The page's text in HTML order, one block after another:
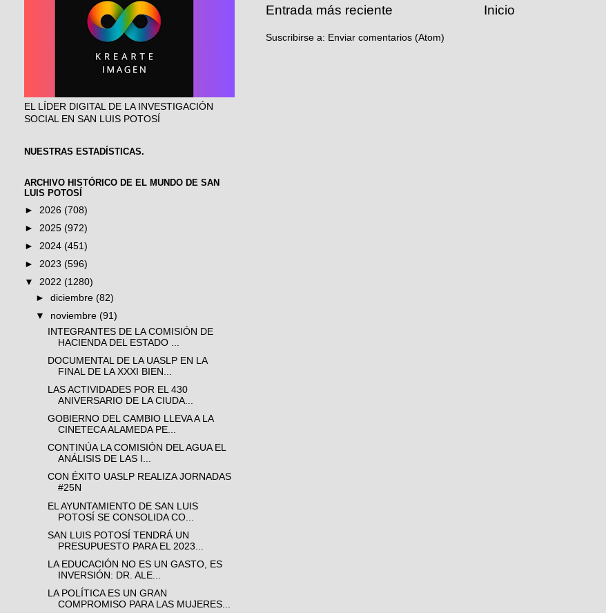
Entrada más reciente Inicio
Suscribirse a: Enviar comentarios (Atom)
EL LÍDER DIGITAL DE LA INVESTIGACIÓN
SOCIAL EN SAN LUIS POTOSÍ
NUESTRAS ESTADÍSTICAS.
ARCHIVO HISTÓRICO DE EL MUNDO DE SAN
LUIS POTOSÍ
► 2026 (708)
► 2025 (972)
► 2024 (451)
► 2023 (596)
▼ 2022 (1280)
►diciembre(82)
▼ noviembre(91)
INTEGRANTES DE LA COMISIÓN DE
HACIENDA DEL ESTADO ...
DOCUMENTAL DE LA UASLP EN LA
FINAL DE LA XXXI BIEN...
LAS ACTIVIDADES POR EL 430
ANIVERSARIO DE LA CIUDA...
GOBIERNO DEL CAMBIO LLEVA A LA
CINETECA ALAMEDA PE...
CONTINÚA LA COMISIÓN DEL AGUA EL
ANÁLISIS DE LAS I...
CON ÉXITO UASLP REALIZA JORNADAS
#25N
EL AYUNTAMIENTO DE SAN LUIS
POTOSÍ SE CONSOLIDA CO...
SAN LUIS POTOSÍ TENDRÁ UN
PRESUPUESTO PARA EL 2023...
LA EDUCACIÓN NO ES UN GASTO, ES
INVERSIÓN: DR. ALE...
LA POLÍTICA ES UN GRAN
COMPROMISO PARA LAS MUJERES...